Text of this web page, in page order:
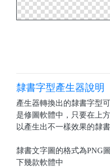
隸書字型產生器說明
產生器轉換出的隸書字型
是修圖軟體中，只要在上
以產生出不一樣效果的隸書
隸書文字圖的格式為PNG
下幾款軟體中